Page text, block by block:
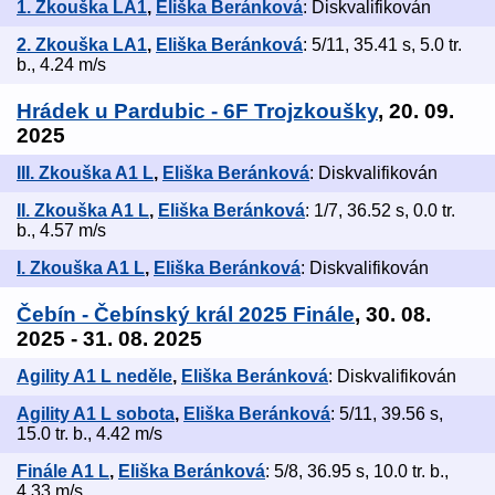
1. Zkouška LA1, Eliška Beránková: Diskvalifikován
2. Zkouška LA1, Eliška Beránková: 5/11, 35.41 s, 5.0 tr.
b., 4.24 m/s
Hrádek u Pardubic - 6F Trojzkoušky, 20. 09.
2025
III. Zkouška A1 L, Eliška Beránková: Diskvalifikován
II. Zkouška A1 L, Eliška Beránková: 1/7, 36.52 s, 0.0 tr.
b., 4.57 m/s
I. Zkouška A1 L, Eliška Beránková: Diskvalifikován
Čebín - Čebínský král 2025 Finále, 30. 08.
2025 - 31. 08. 2025
Agility A1 L neděle, Eliška Beránková: Diskvalifikován
Agility A1 L sobota, Eliška Beránková: 5/11, 39.56 s,
15.0 tr. b., 4.42 m/s
Finále A1 L, Eliška Beránková: 5/8, 36.95 s, 10.0 tr. b.,